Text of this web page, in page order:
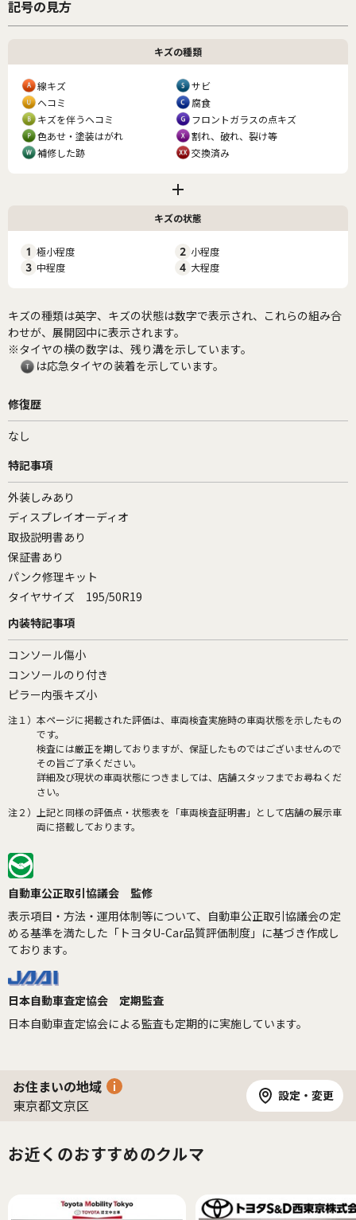
記号の見方
キズの種類
線キズ
サビ
ヘコミ
腐食
キズを伴うヘコミ
フロントガラスの点キズ
色あせ・塗装はがれ
割れ、破れ、裂け等
補修した跡
交換済み
キズの状態
1 極小程度 2 小程度
3 中程度 4 大程度
キズの種類は英字、キズの状態は数字で表示され、これらの組み合
わせが、展開図中に表示されます。
※タイヤの横の数字は、残り溝を示しています。
は応急タイヤの装着を示しています。
修復歴
なし
特記事項
外装しみあり
ディスプレイオーディオ
取扱説明書あり
保証書あり
パンク修理キット
タイヤサイズ 195/50R19
内装特記事項
コンソール傷小
コンソールのり付き
ピラー内張キズ小
注１） 本ページに掲載された評価は、車両検査実施時の車両状態を示したもの
です。
検査には厳正を期しておりますが、保証したものではございませんので
その旨ご了承ください。
詳細及び現状の車両状態につきましては、店舗スタッフまでお尋ねくだ
さい。
注２）
上記と同様の評価点・状態表を「車両検査証明書」として店舗の展示車
両に搭載しております。
自動車公正取引協議会 監修
表示項目・方法・運用体制等について、自動車公正取引協議会の定
める基準を満たした「トヨタU-Car品質評価制度」に基づき作成し
ております。
日本自動車査定協会 定期監査
日本自動車査定協会による監査も定期的に実施しています。
お住まいの地域
東京都文京区
設定・変更
お近くのおすすめのクルマ